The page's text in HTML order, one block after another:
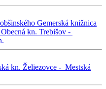
Gemerská knižnica
Obecná kn. Trebišov -
kn. Želiezovce - Mestská